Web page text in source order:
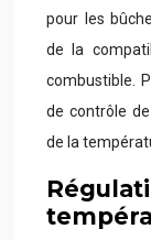
pour les
de la
combustible.
de contrôle
de la